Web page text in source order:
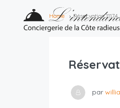
Home Réservation 11174
par